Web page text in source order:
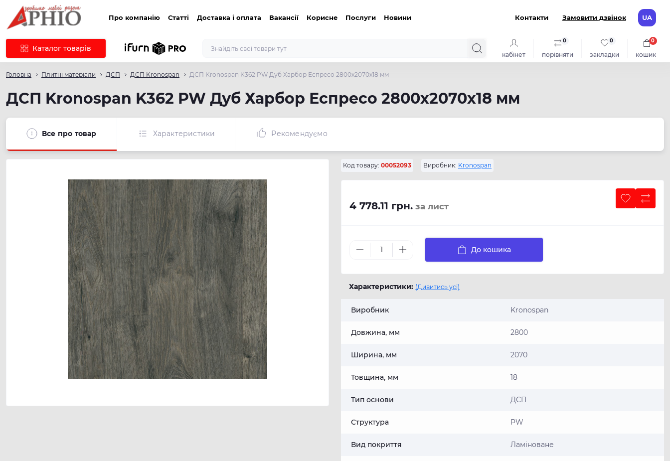
Про компанію Статті Доставка і оплата Вакансії Корисне Послуги Новини Контакти Замовити дзвінок UA
Каталог товарів
кабінет порівняти
0
закладки
0
кошик
0
Головна Плитні матеріали ДСП ДСП Kronospan ДСП Kronospan K362 PW Дуб Харбор Еспресо 2800х2070х18 мм
ДСП Kronospan K362 PW Дуб Харбор Еспресо 2800х2070х18 мм
Все про товар Характеристики Рекомендуємо
Код товару: 00052093 Виробник: Kronospan
4 778.11 грн. за лист
До кошика
Характеристики: (Дивитись усі)
Виробник Kronospan
Довжина, мм 2800
Ширина, мм 2070
Товщина, мм 18
Тип основи ДСП
Структура PW
Вид покриття Ламіноване